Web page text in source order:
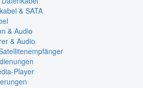
& SATA
& Audio
& Audio
Player